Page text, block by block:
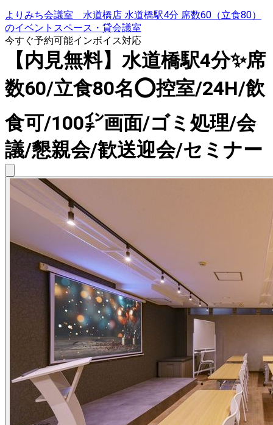
よりみち会議室 水道橋店 水道橋駅4分 席数60（立食80）
のイベントスペース・貸会議室
今すぐ予約可能インボイス対応
【内見無料】水道橋駅4分✨席
数60/立食80名⭕️控室/24H/飲
食可/100㌅画面/ゴミ処理/会
議/懇親会/歓送迎会/セミナー